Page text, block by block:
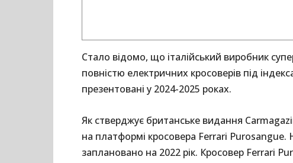
Стало відомо, що італійський виробник
повністю електричних кросоверів під
презентовані у 2024-2025 роках.
Як стверджує британське видання
на платформі кросовера Ferrari
заплановано на 2022 рік. Кросовер Ferrari